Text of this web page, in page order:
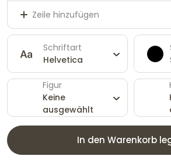
Zeile hinzufügen
Schriftart
Helvetica
Figur
Keine
ausgewählt
In den Warenkorb